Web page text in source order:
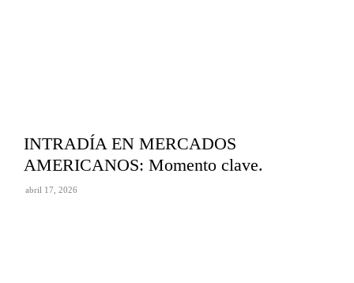
INTRADÍA EN MERCADOS
AMERICANOS: Momento clave.
abril 17, 2026